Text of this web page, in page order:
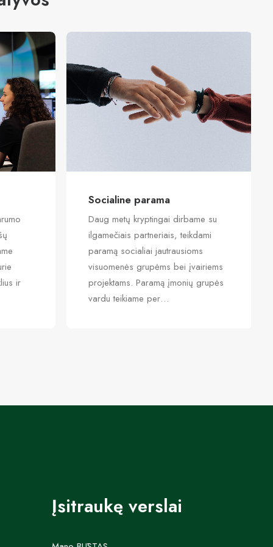
ir
Socialine parama
Daug metų kryptingai dirbame su
ilgamečiais partneriais, teikdami
paramą socialiai jautrausioms
visuomenės grupėms bei įvairiems
projektams. Paramą įmonių grupės
vardu teikiame per…
Įsitraukę verslai